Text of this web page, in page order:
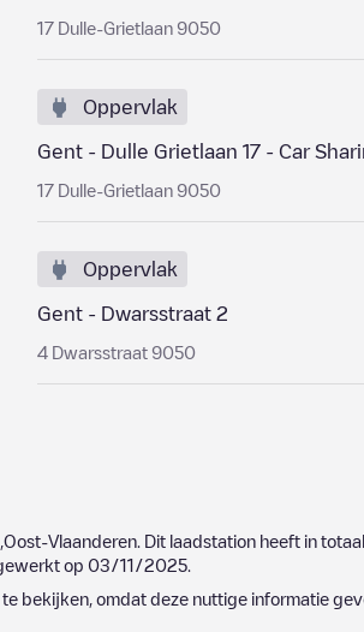
17 Dulle-Grietlaan 9050
Oppervlak
Gent - Dulle Grietlaan 17 - Car
17 Dulle-Grietlaan 9050
Oppervlak
Gent - Dwarsstraat 2
4 Dwarsstraat 9050
Oost-Vlaanderen . Dit laadstation heeft in totaal
op 03/11/2025
bekijken, omdat deze nuttige informatie